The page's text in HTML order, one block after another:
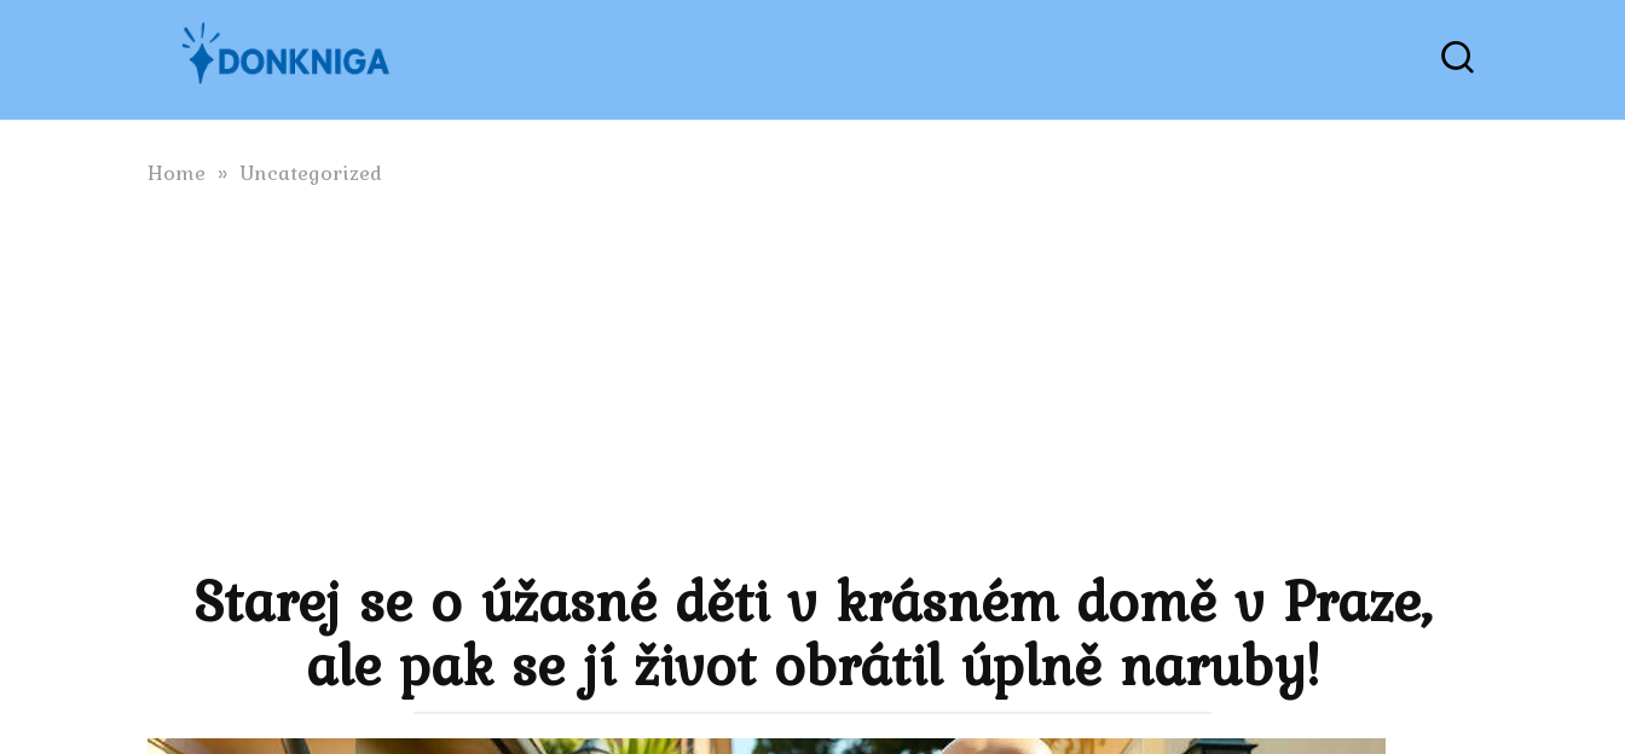
Home » Uncategorized
Starej se o úžasné děti v krásném domě v Praze,
ale pak se jí život obrátil úplně naruby!